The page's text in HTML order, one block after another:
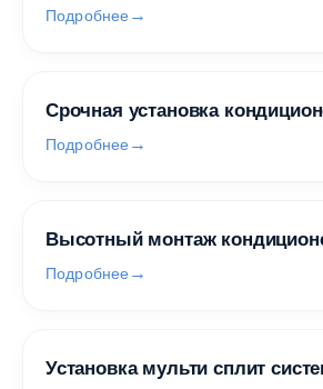
Подробнее
Срочная установка
Подробнее
Высотный монтаж
Подробнее
Установка мульти сплит